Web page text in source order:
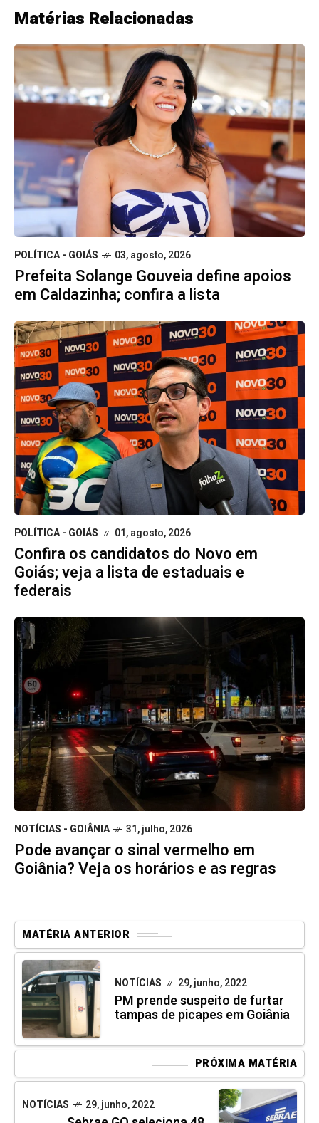
Matérias Relacionadas
POLÍTICA - GOIÁS 03, agosto, 2026
Prefeita Solange Gouveia define apoios
em Caldazinha; confira a lista
POLÍTICA - GOIÁS 01, agosto, 2026
Confira os candidatos do Novo em
Goiás; veja a lista de estaduais e
federais
NOTÍCIAS - GOIÂNIA 31, julho, 2026
Pode avançar o sinal vermelho em
Goiânia? Veja os horários e as regras
MATÉRIA ANTERIOR
NOTÍCIAS 29, junho, 2022
PM prende suspeito de furtar
tampas de picapes em Goiânia
PRÓXIMA MATÉRIA
NOTÍCIAS 29, junho, 2022